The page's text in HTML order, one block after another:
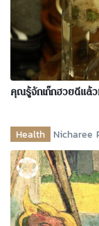
คุณรู้จักเก๊กฮวยดีแล้
Health Nicharee